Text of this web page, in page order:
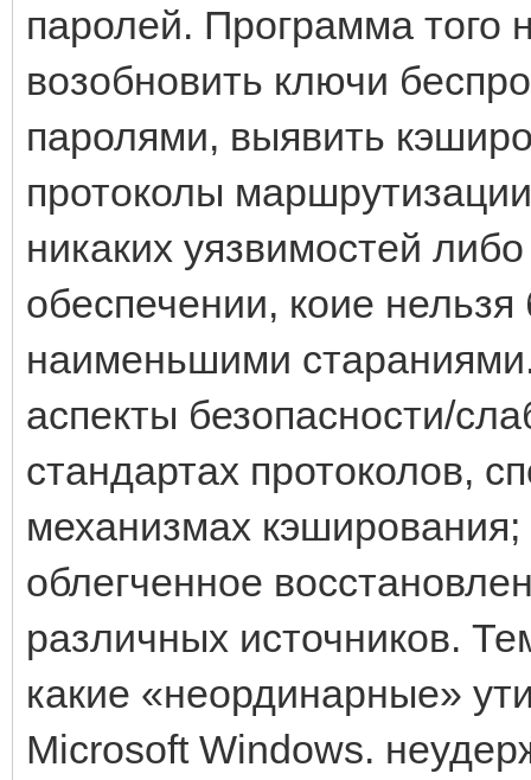
паролей. Программа того
возобновить ключи
паролями, выявить
протоколы
никаких уязвимостей
обеспечении, коие
наименьшими
аспекты безопасности/
стандартах протоколов,
механизмах
облегченное
различных источников.
какие «неординарные»
Microsoft Windows.